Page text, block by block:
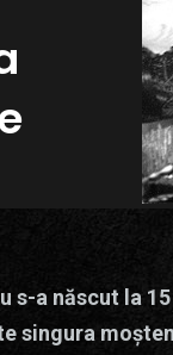
s-a născut la
singura